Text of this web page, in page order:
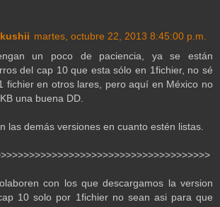
martes, octubre 22, 2013 8:45:00 p.m.
un poco de paciencia, ya se están
del cap 10 que esta sólo en 1fichier, no sé
fichier en otros lares, pero aquí en México no
una buena DD.
las demás versiones en cuanto estén listas.
con los que descargamos la version
10 solo por 1fichier no sean asi para que